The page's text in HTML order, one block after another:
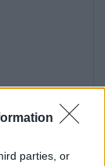
parties, or